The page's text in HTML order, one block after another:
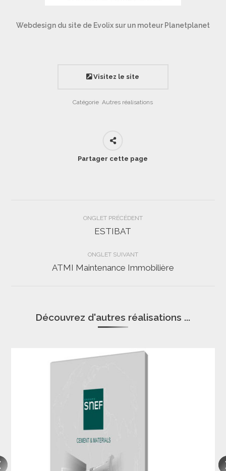
Webdesign du site de Evolix sur un moteur Planetplanet
Visitez le site
Catégorie Autres réalisations
Partager cette page
Navigation
commentaire
ONGLET PRÉCÉDENT
Onglet
ESTIBAT
ONGLET SUIVANT
Projets
ATMI Maintenance Immobilière
Découvrez d'autres réalisations ...